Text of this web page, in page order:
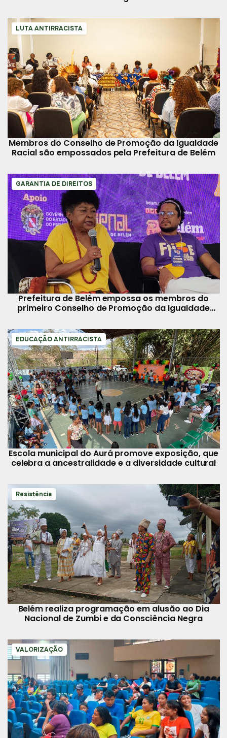
LUTA ANTIRRACISTA
Membros do Conselho de Promoção da Igualdade
Racial são empossados pela Prefeitura de Belém
GARANTIA DE DIREITOS
Prefeitura de Belém empossa os membros do
primeiro Conselho de Promoção da Igualdade
EDUCAÇÃO ANTIRRACISTA
Escola municipal do Aurá promove exposição, que
celebra a ancestralidade e a diversidade cultural
Resistência
Belém realiza programação em alusão ao Dia
Nacional de Zumbi e da Consciência Negra
VALORIZAÇÃO